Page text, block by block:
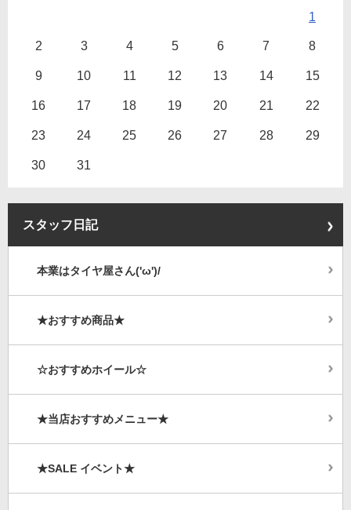
1
2 3 4 5 6 7 8
9 10 11 12 13 14 15
16 17 18 19 20 21 22
23 24 25 26 27 28 29
30 31
スタッフ日記
本業はタイヤ屋さん('ω')/
★おすすめ商品★
☆おすすめホイール☆
★当店おすすめメニュー★
★SALE イベント★